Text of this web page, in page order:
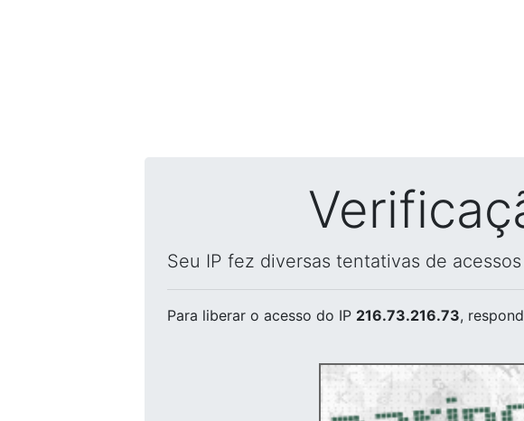
Seu IP fez diversas tentativas de
Para liberar o acesso do IP 216.73.216.73,